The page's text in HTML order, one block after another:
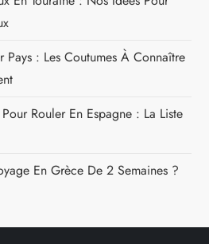
Pays : Les Coutumes À Connaître
Rouler En Espagne : La Liste
En Grèce De 2 Semaines ?